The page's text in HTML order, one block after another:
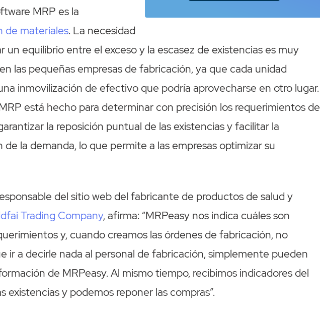
MRP es la
de materiales. La necesidad
un equilibrio entre el exceso y la escasez de existencias es muy
las pequeñas empresas de fabricación, ya que cada unidad
inmovilización de efectivo que podría aprovecharse en otro lugar.
está hecho para determinar con precisión los requerimientos de
la reposición puntual de las existencias y facilitar la
de la demanda, lo que permite a las empresas optimizar su
del sitio web del fabricante de productos de salud y
Trading Company, afirma: “MRPeasy nos indica cuáles son
y, cuando creamos las órdenes de fabricación, no
ir a decirle nada al personal de fabricación, simplemente pueden
de MRPeasy. Al mismo tiempo, recibimos indicadores del
existencias y podemos reponer las compras”.